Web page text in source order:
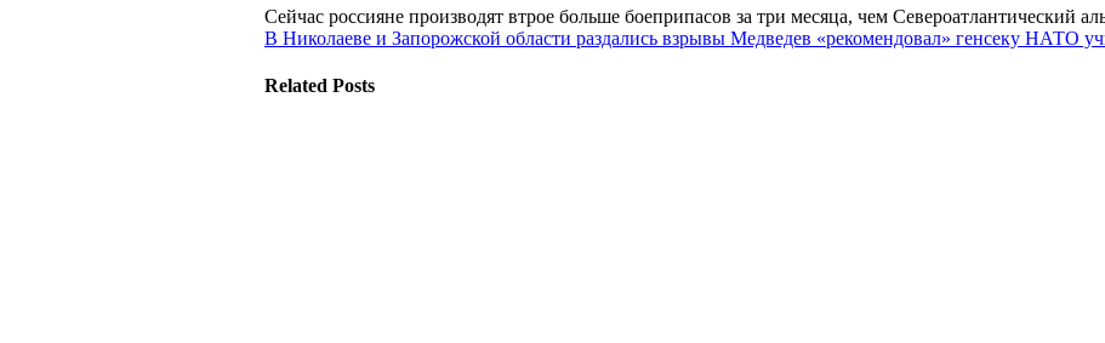
Сейчас россияне производят втрое больше боеприпасов за три месяца, чем Североатлантический
В Николаеве и Запорожской области раздались взрывы Медведев «рекомендовал» генсеку НАТО
Related Posts